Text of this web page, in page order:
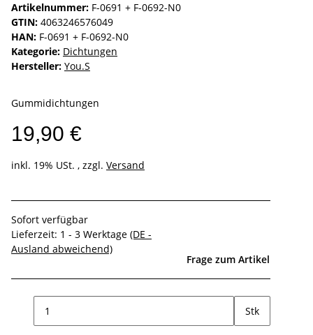
Artikelnummer: F-0691 + F-0692-N0
GTIN: 4063246576049
HAN: F-0691 + F-0692-N0
Kategorie: Dichtungen
Hersteller: You.S
Gummidichtungen
19,90 €
inkl. 19% USt. , zzgl. Versand
Sofort verfügbar
Lieferzeit: 1 - 3 Werktage (DE -
Ausland abweichend)
Frage zum Artikel
Stk